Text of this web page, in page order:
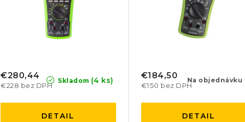
d
u
Skladom (4 ks)
€228 bez DPH
€280,44
DETAIL
Na objednávku
€150 bez DPH
€184,50
DETAIL